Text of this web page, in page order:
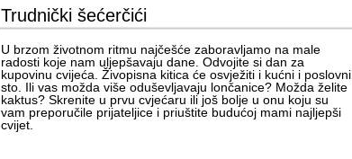
Trudnički šećerčići
U brzom životnom ritmu najčešće zaboravljamo na male
radosti koje nam uljepšavaju dane. Odvojite si dan za
kupovinu cvijeća. Živopisna kitica će osvježiti i kućni i poslovni
sto. Ili vas možda više oduševljavaju lončanice? Možda želite
kaktus? Skrenite u prvu cvjećaru ili još bolje u onu koju su
vam preporučile prijateljice i priuštite budućoj mami najljepši
cvijet.